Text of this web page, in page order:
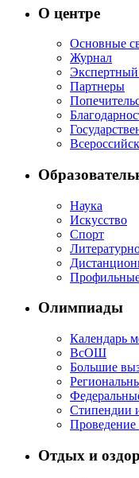
О центре
Основные
Журнал
Экспертный
Партнеры
Наука
Искусство
Спорт
Олимпиады
Календарь
ВсОШ
Большие
Стипендии
Проведение
Отдых и